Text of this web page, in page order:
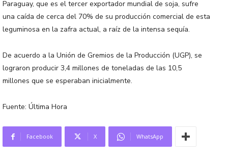
Paraguay, que es el tercer exportador mundial de soja, sufre
una caída de cerca del 70% de su producción comercial de esta
leguminosa en la zafra actual, a raíz de la intensa sequía.
De acuerdo a la Unión de Gremios de la Producción (UGP), se
lograron producir 3,4 millones de toneladas de las 10,5
millones que se esperaban inicialmente.
Fuente: Última Hora
Facebook X WhatsApp